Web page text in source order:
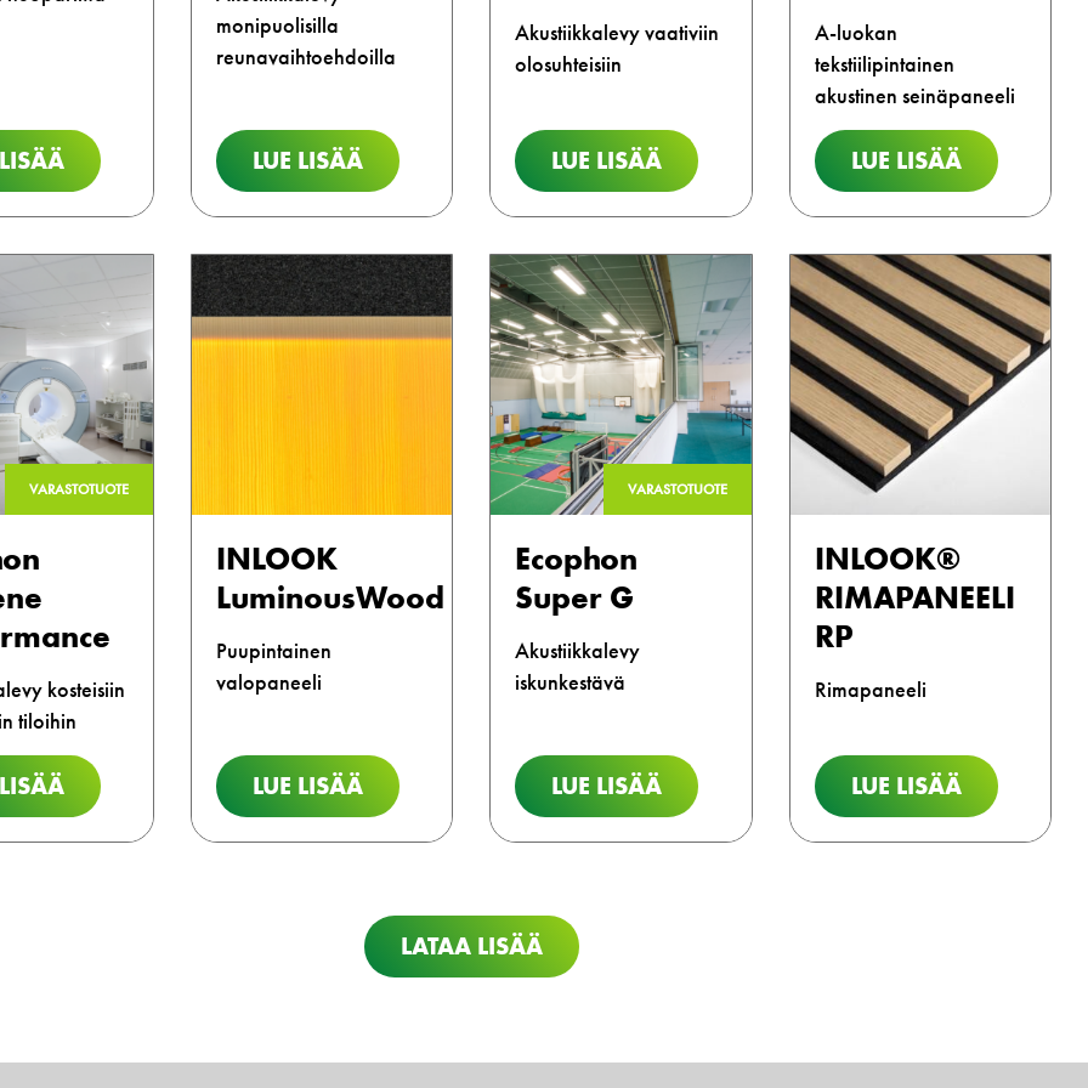
monipuolisilla
reunavaihtoehdoilla
LUE LISÄÄ
Akustiikkalevy vaativiin
olosuhteisiin
LUE LISÄÄ
A-luokan
tekstiilipintainen
akustinen seinäpaneeli
LUE LISÄÄ
VARASTOTUOTE
kosteisiin
tiloihin
INLOOK
LuminousWood
Puupintainen
valopaneeli
LUE LISÄÄ
VARASTOTUOTE
Ecophon
Super G
Akustiikkalevy
iskunkestävä
LUE LISÄÄ
INLOOK®
RIMAPANEELI
RP
Rimapaneeli
LUE LISÄÄ
LATAA LISÄÄ